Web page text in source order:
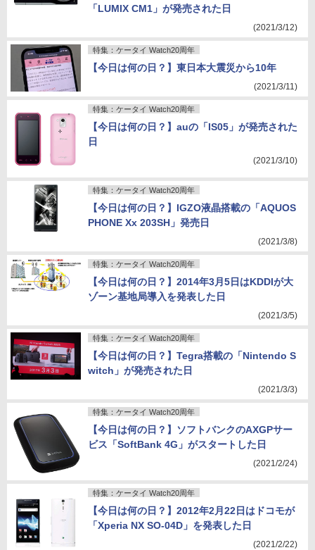
「LUMIX CM1」が発売された日
(2021/3/12)
特集：ケータイ Watch20周年
【今日は何の日？】東日本大震災から10年
(2021/3/11)
特集：ケータイ Watch20周年
【今日は何の日？】auの「IS05」が発売された
日
(2021/3/10)
特集：ケータイ Watch20周年
【今日は何の日？】IGZO液晶搭載の「AQUOS
PHONE Xx 203SH」発売日
(2021/3/8)
特集：ケータイ Watch20周年
【今日は何の日？】2014年3月5日はKDDIが大
ゾーン基地局導入を発表した日
(2021/3/5)
特集：ケータイ Watch20周年
【今日は何の日？】Tegra搭載の「Nintendo S
witch」が発売された日
(2021/3/3)
特集：ケータイ Watch20周年
【今日は何の日？】ソフトバンクのAXGPサー
ビス「SoftBank 4G」がスタートした日
(2021/2/24)
特集：ケータイ Watch20周年
【今日は何の日？】2012年2月22日はドコモが
「Xperia NX SO-04D」を発表した日
(2021/2/22)